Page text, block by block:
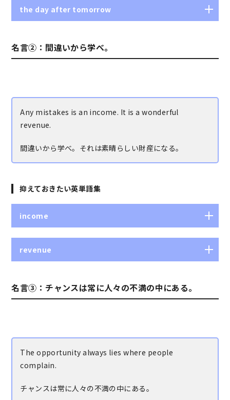
the day after tomorrow
名言②：間違いから学べ。
Any mistakes is an income. It is a wonderful
revenue.
間違いから学べ。それは素晴らしい財産になる。
抑えておきたい英単語集
income
収入、所得
revenue
名言③：チャンスは常に人々の不満の中にある。
The opportunity always lies where people
complain.
チャンスは常に人々の不満の中にある。